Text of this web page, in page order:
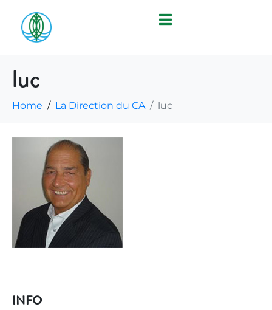
luc
Home La Direction du CA luc
INFO